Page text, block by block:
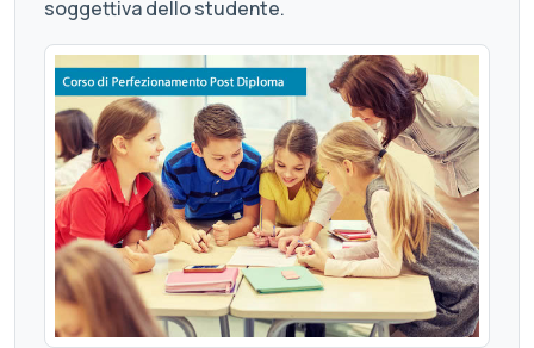
soggettiva dello studente.